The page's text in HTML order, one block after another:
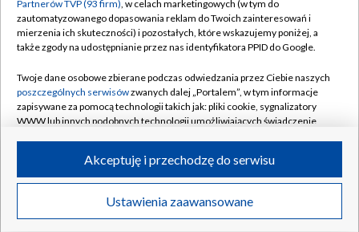
Centrum informacji TVP
Naziemna Telewizja Cyfrowa
Rada Programowa
System NOS
Informacje o nadawcy
Program dla prasy
Ogłoszenie przetargowe
Moje zgody
Pomoc
Kontakt
Kanały
©2026 Telewizja Polska S.A. w likwidacji
Partnerów TVP (93 firm), w celach marketingowych (w tym do
zautomatyzowanego dopasowania reklam do Twoich zainteresowań i
mierzenia ich skuteczności) i pozostałych, które wskazujemy poniżej, a
także zgody na udostępnianie przez nas identyfikatora PPID do Google.
Twoje dane osobowe zbierane podczas odwiedzania przez Ciebie naszych
poszczególnych serwisówzwanych dalej „Portalem”, w tym informacje
zapisywane za pomocą technologii takich jak: pliki cookie, sygnalizatory
WWW lub innych podobnych technologii umożliwiających świadczenie
ruchu w Internecie.
Twoje dane osobowe zbierane podczas odwiedzania przez Ciebie
poszczególnych serwisówna Portalu, takie jak adresy IP, identyfikatory
Ustawienia zaawansowane
Akceptuję i przechodzę do serwisu